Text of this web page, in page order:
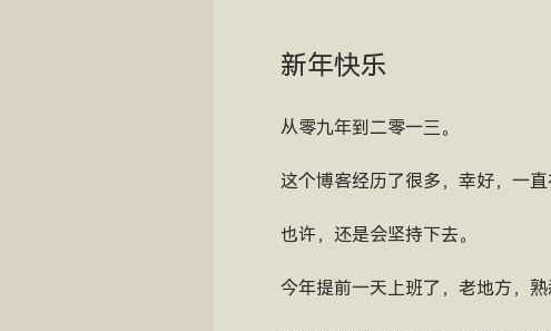
新年快乐
从零九年到二零一三。
这个博客经历了很多，幸好，一直
也许，还是会坚持下去。
今年提前一天上班了，老地方，